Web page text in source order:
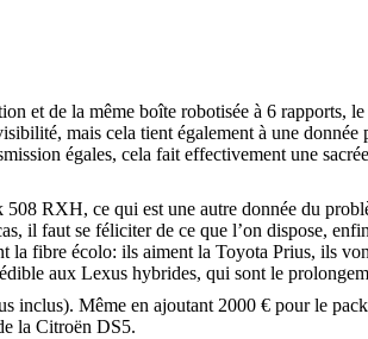
et de la même boîte robotisée à 6 rapports,
mais cela tient également à une
égales, cela fait effectivement une
RXH, ce qui est une autre donnée du
il faut se féliciter de ce que l’on dispose,
fibre écolo: ils aiment la Toyota Prius, ils
aux Lexus hybrides, qui sont le
inclus). Même en ajoutant 2000 € pour le
la Citroën DS5.